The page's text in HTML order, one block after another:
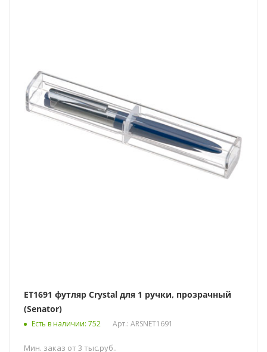
ET1691 футляр Crystal для 1 ручки, прозрачный
(Senator)
Есть в наличии: 752 Арт.: ARSNET1691
Мин. заказ от 3 тыс.руб..